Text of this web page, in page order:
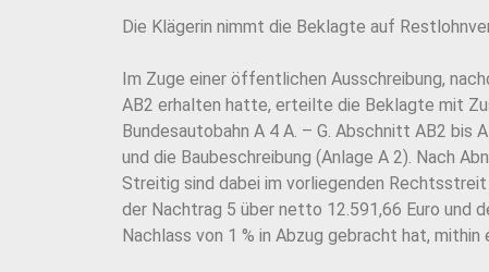
Die Klägerin nimmt die Beklagte auf
Im Zuge einer öffentlichen Ausschreibung,
AB2 erhalten hatte, erteilte die Beklagte mit
Bundesautobahn A 4 A. – G. Abschnitt AB2 bis
und die Baubeschreibung (Anlage A 2). Nach
Streitig sind dabei im vorliegenden
der Nachtrag 5 über netto 12.591,66 Euro und
Nachlass von 1 % in Abzug gebracht hat,